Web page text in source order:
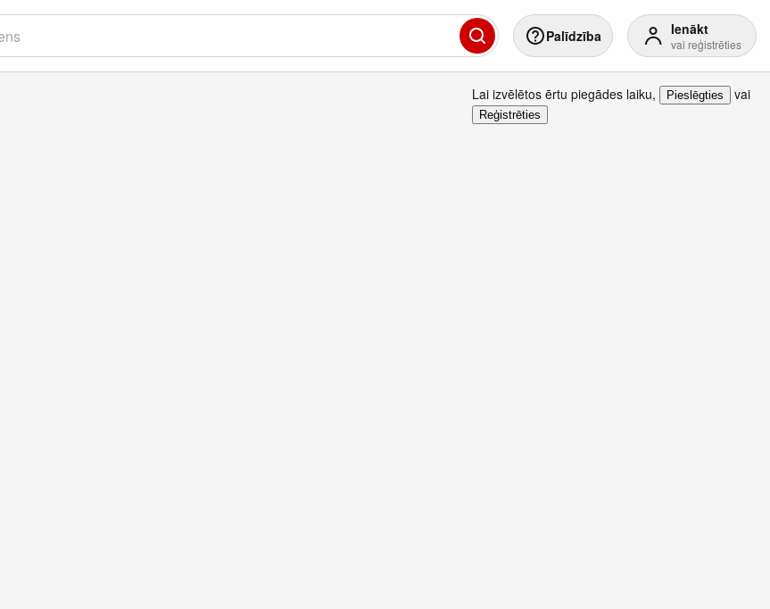
Palīdzība Ienākt
vai reģistrēties
Lai izvēlētos ērtu piegādes laiku, Pieslēgties vai
Reģistrēties